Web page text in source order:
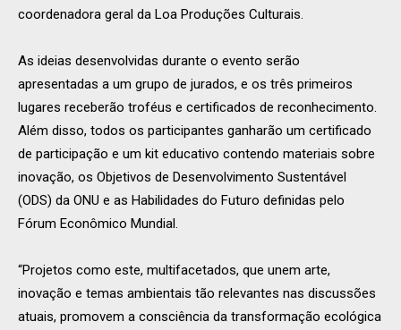
coordenadora geral da Loa Produções Culturais.
As ideias desenvolvidas durante o evento serão
apresentadas a um grupo de jurados, e os três primeiros
lugares receberão troféus e certificados de reconhecimento.
Além disso, todos os participantes ganharão um certificado
de participação e um kit educativo contendo materiais sobre
inovação, os Objetivos de Desenvolvimento Sustentável
(ODS) da ONU e as Habilidades do Futuro definidas pelo
Fórum Econômico Mundial.
“Projetos como este, multifacetados, que unem arte,
inovação e temas ambientais tão relevantes nas discussões
atuais, promovem a consciência da transformação ecológica